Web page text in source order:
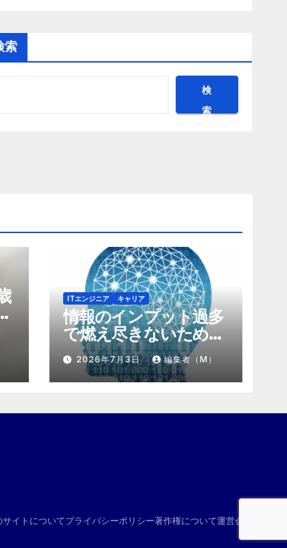
索
検
索
ITエンジニア キャリア
情報のインプット過多
で燃え尽きないため
の、「捨て方」と「情
報の絞り方」
2026年7月3日 編集者（M）
サイトについてプライバシーポリシー著作権について運営会社